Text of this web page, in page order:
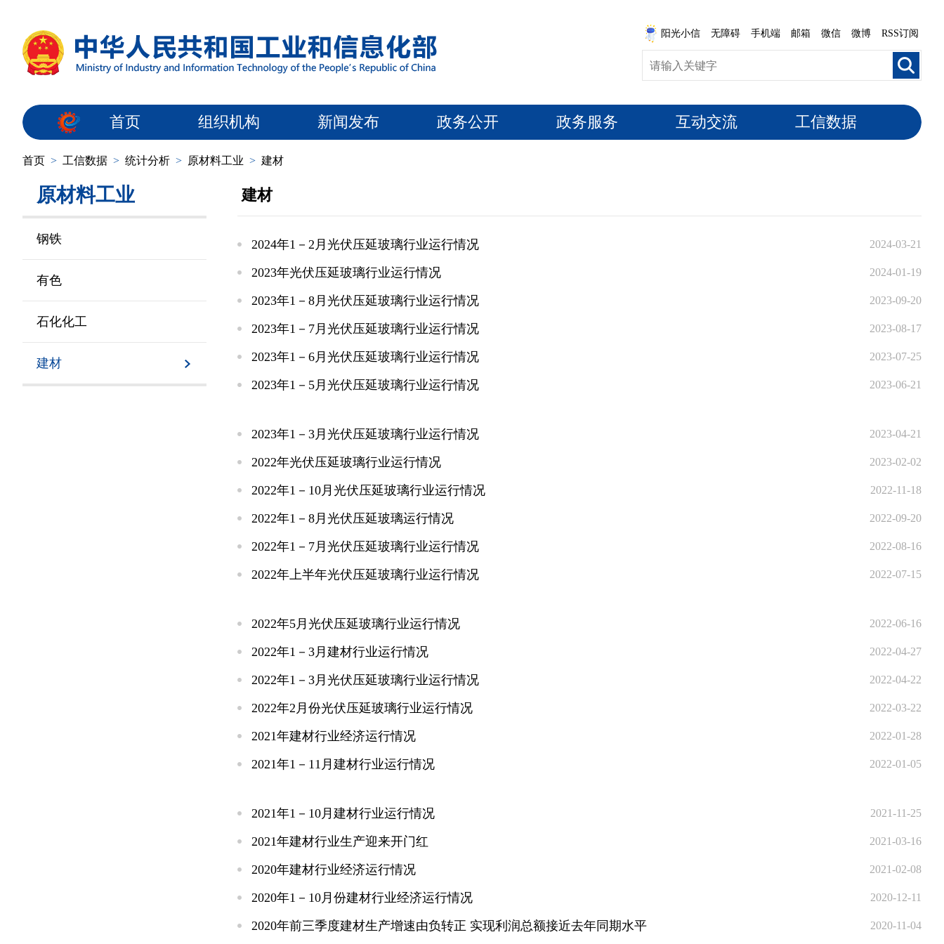
阳光小信 无障碍 手机端 邮箱 微信 微博 RSS订阅
首页 组织机构 新闻发布 政务公开 政务服务 互动交流 工信数据
首页 > 工信数据 > 统计分析 > 原材料工业 > 建材
原材料工业
钢铁
有色
石化化工
建材
建材
2024年1－2月光伏压延玻璃行业运行情况 2024-03-21
2023年光伏压延玻璃行业运行情况 2024-01-19
2023年1－8月光伏压延玻璃行业运行情况 2023-09-20
2023年1－7月光伏压延玻璃行业运行情况 2023-08-17
2023年1－6月光伏压延玻璃行业运行情况 2023-07-25
2023年1－5月光伏压延玻璃行业运行情况 2023-06-21
2023年1－3月光伏压延玻璃行业运行情况 2023-04-21
2022年光伏压延玻璃行业运行情况 2023-02-02
2022年1－10月光伏压延玻璃行业运行情况 2022-11-18
2022年1－8月光伏压延玻璃运行情况 2022-09-20
2022年1－7月光伏压延玻璃行业运行情况 2022-08-16
2022年上半年光伏压延玻璃行业运行情况 2022-07-15
2022年5月光伏压延玻璃行业运行情况 2022-06-16
2022年1－3月建材行业运行情况 2022-04-27
2022年1－3月光伏压延玻璃行业运行情况 2022-04-22
2022年2月份光伏压延玻璃行业运行情况 2022-03-22
2021年建材行业经济运行情况 2022-01-28
2021年1－11月建材行业运行情况 2022-01-05
2021年1－10月建材行业运行情况 2021-11-25
2021年建材行业生产迎来开门红 2021-03-16
2020年建材行业经济运行情况 2021-02-08
2020年1－10月份建材行业经济运行情况 2020-12-11
2020年前三季度建材生产增速由负转正 实现利润总额接近去年同期水平 2020-11-04